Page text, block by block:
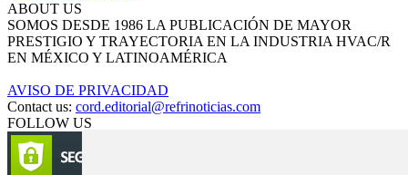
ABOUT US
SOMOS DESDE 1986 LA PUBLICACIÓN DE MAYOR
PRESTIGIO Y TRAYECTORIA EN LA INDUSTRIA HVAC/R
EN MÉXICO Y LATINOAMÉRICA
AVISO DE PRIVACIDAD
Contact us: cord.editorial@refrinoticias.com
FOLLOW US